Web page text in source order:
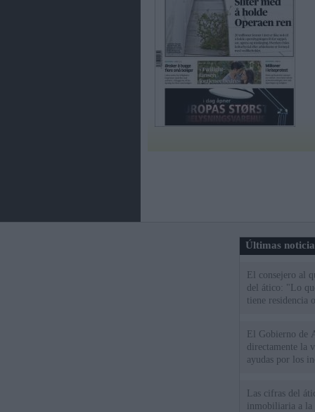
Últimas
El consejero al
del ático: "Lo
tiene residencia
El Gobierno de
directamente la
ayudas por los
Las cifras del
inmobiliaria a la